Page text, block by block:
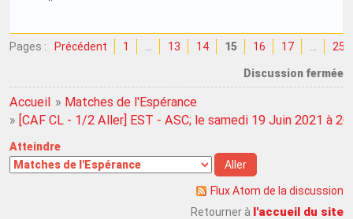
Pages : Précédent 1 13 14 15 16 17 25
Discussion fermée
Accueil » Matches de l'Espérance
» [CAF CL - 1/2 Aller] EST - ASC; le samedi 19 Juin 2021 à
Atteindre
Flux Atom de la discussion
Retourner à l'accueil du site